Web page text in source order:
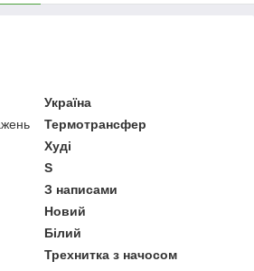
Україна
Термотрансфер
Худі
S
З написами
Новий
Білий
Трехнитка з начосом